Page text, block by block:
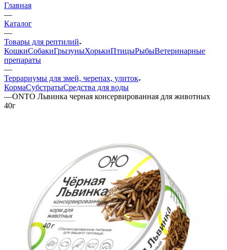
Главная
—
Каталог
—
Товары для рептилий
КошкиСобакиГрызуныХорькиПтицыРыбыВетеринарные
препараты
—
Террариумы для змей, черепах, улиток
КормаСубстратыСредства для воды
—ONTO Львинка черная консервированная для животных
40г